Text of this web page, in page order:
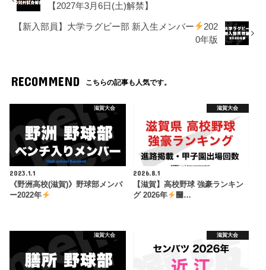
【2027年3月6日(土)解禁】
【新入部員】大学ラグビー部 新入生メンバー
202
0年版
RECOMMEND こちらの記事も人気です。
滋賀大会
2023.1.1
《野洲高校(滋賀)》野球部メンバ
ー2022年
滋賀大会
2026.8.1
【滋賀】高校野球 強豪ランキン
グ 2026年
࿠…
滋賀大会 滋賀大会